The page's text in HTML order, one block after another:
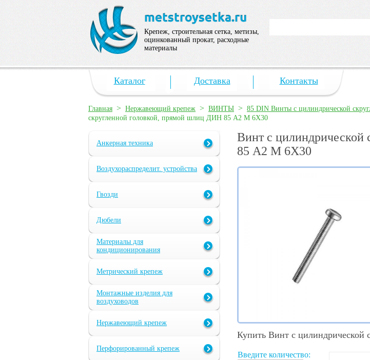
Крепеж, строительная сетка, метизы,
оцинкованный прокат, расходные
материалы
Каталог Доставка Контакты
Главная > Нержавеющий крепеж > ВИНТЫ > 85 DIN Винты с цилиндрической
скругленной головкой, прямой шлиц ДИН 85 А2 M 6X30
Анкерная техника
Воздухораспределит. устройства
Гвозди
Дюбели
Материалы для
кондиционирования
Метрический крепеж
Монтажные изделия для
воздуховодов
Нержавеющий крепеж
Перфорированный крепеж
Винт с
85 А2 M 6X30
Купить Винт с
Введите количество: